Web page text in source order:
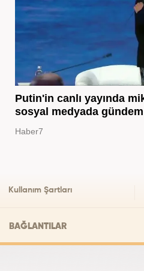
Putin'in canlı yayında
sosyal medyada
Haber7
Kullanım Şartları
BAĞLANTILAR